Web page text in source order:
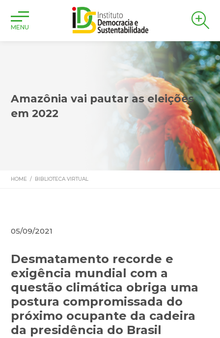
MENU
Amazônia vai pautar as eleições
em 2022
HOME / BIBLIOTECA VIRTUAL
05/09/2021
Desmatamento recorde e
exigência mundial com a
questão climática obriga uma
postura compromissada do
próximo ocupante da cadeira
da presidência do Brasil